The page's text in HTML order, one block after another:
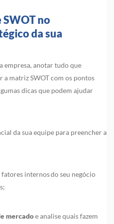
SWOT no
da sua
empresa, anotar tudo que
matriz SWOT com os pontos
dicas que podem ajudar
da sua equipe para preencher a
internos do seu negócio
mercadoe analise quais fazem